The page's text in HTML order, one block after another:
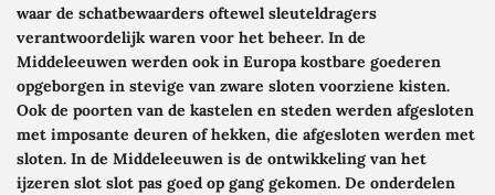
waar de schatbewaarders oftewel sleuteldragers
verantwoordelijk waren voor het beheer. In de
Middeleeuwen werden ook in Europa kostbare goederen
opgeborgen in stevige van zware sloten voorziene kisten.
Ook de poorten van de kastelen en steden werden afgesloten
met imposante deuren of hekken, die afgesloten werden met
sloten. In de Middeleeuwen is de ontwikkeling van het
ijzeren slot slot pas goed op gang gekomen. De onderdelen